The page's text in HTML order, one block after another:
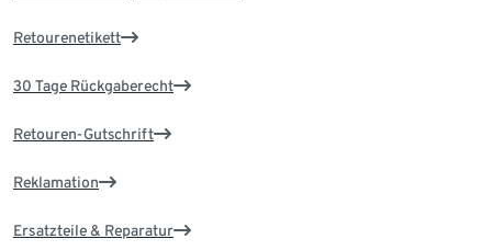
Retourenetikett
30 Tage Rückgaberecht
Retouren-Gutschrift
Reklamation
Ersatzteile & Reparatur